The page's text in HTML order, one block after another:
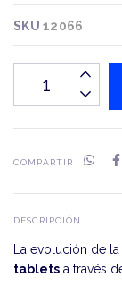
SKU12066
COMPARTIR
DESCRIPCIÓN
La evolución de
tablets a través